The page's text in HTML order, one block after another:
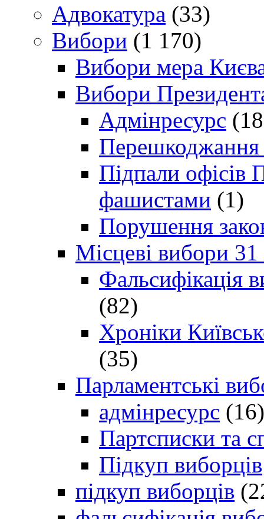
Адвокатура (33)
Вибори (1 170)
Вибори мера
Вибори
Адмінресурс
Перешкоджання
Підпали офісів
фашистами (1)
Порушення
Місцеві вибори
Фальсифікація
(82)
Хроніки
(35)
Парламентські
адмінресурс (16)
Партсписки та
Підкуп виборців
підкуп виборців